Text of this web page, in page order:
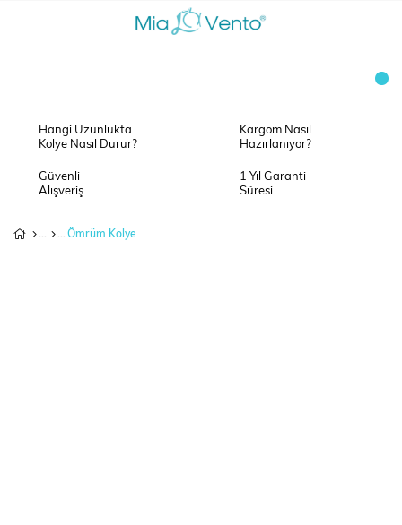
Hangi Uzunlukta
Kolye Nasıl Durur?
Kargom Nasıl
Hazırlanıyor?
Güvenli
Alışveriş
1 Yıl Garanti
Süresi
Ömrüm Kolye